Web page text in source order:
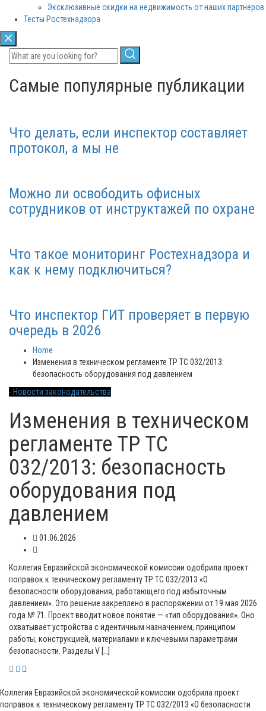
Эксклюзивные скидки на недвижимость от наших партнеров
Тесты Ростехнадзора
Самые популярные публикации
Что делать, если инспектор составляет
протокол, а мы не
Можно ли освободить офисных
сотрудников от инструктажей по охране
Что такое мониторинг Ростехнадзора и
как к нему подключиться?
Что инспектор ГИТ проверяет в первую
очередь в 2026
Home
Изменения в техническом регламенте ТР ТС 032/2013:
безопасность оборудования под давлением
- Новости законодательства
Изменения в техническом
регламенте ТР ТС
032/2013: безопасность
оборудования под
давлением
01.06.2026
Коллегия Евразийской экономической комиссии одобрила проект
поправок к техническому регламенту ТР ТС 032/2013 «О
безопасности оборудования, работающего под избыточным
давлением». Это решение закреплено в распоряжении от 19 мая 2026
года № 71. Проект вводит новое понятие — «тип оборудования». Оно
охватывает устройства с идентичным назначением, принципом
работы, конструкцией, материалами и ключевыми параметрами
безопасности. Разделы V […]
Коллегия Евразийской экономической комиссии одобрила проект
поправок к техническому регламенту ТР ТС 032/2013 «О безопасности